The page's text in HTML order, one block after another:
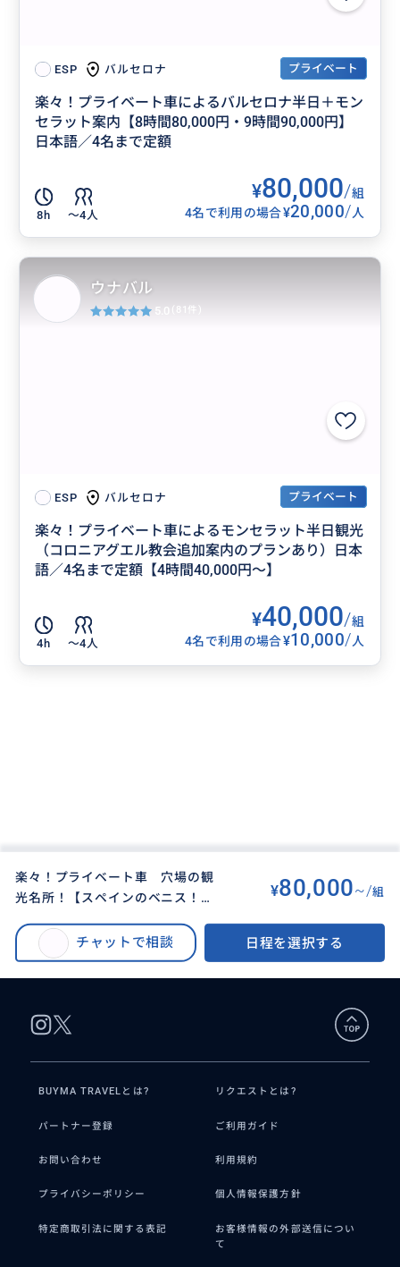
ESP バルセロナ プライベート
楽々！プライベート車によるバルセロナ半日＋モン
セラット案内【8時間80,000円・9時間90,000円】
日本語／4名まで定額
8h 〜4人
¥80,000/組
4名で利用の場合¥20,000/人
ESP バルセロナ プライベート
楽々！プライベート車によるモンセラット半日観光
（コロニアグエル教会追加案内のプランあり）日本
語／4名まで定額【4時間40,000円～】
4h 〜4人
¥40,000/組
4名で利用の場合¥10,000/人
ウナバル
5.0 (81件)
楽々！プライベート車 穴場の観
光名所！【スペインのベニス！エ
間80,000円】
¥80,000~/組
チャットで相談 日程を選択する
【4名まで定額】楽々！プライベート車 穴場の観光名所！【スペインのベニ
ス！エンプリアブラバのガイド】【8時間80,000円】
BUYMA TRAVELとは? リクエストとは?
パートナー登録 ご利用ガイド
お問い合わせ 利用規約
プライバシーポリシー 個人情報保護方針
特定商取引法に関する表記
お客様情報の外部送信につい
て